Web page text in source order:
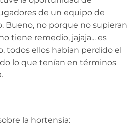
de un equipo de
Bueno, no porque no supieran
tiene remedio, jajaja... es
todos ellos habían perdido el
lo que tenían en términos
la hortensia: